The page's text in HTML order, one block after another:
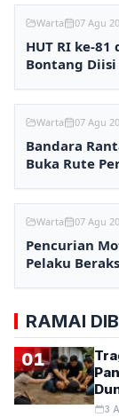
Warta 07 Agu
HUT RI ke-
Bontang
Warta 07 Agu
Bandara
Buka Rute
Warta 07 Agu
Pencurian
Pelaku
RAMAI
01
3